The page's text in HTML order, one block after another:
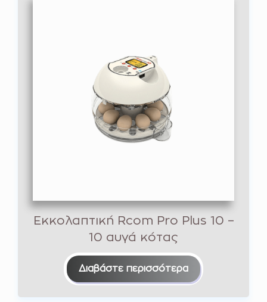
Εκκολαπτική Rcom Pro Plus 10 –
10 αυγά κότας
Διαβάστε περισσότερα